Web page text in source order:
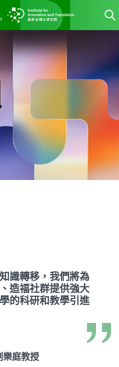
識轉移，我們將為
造福社群提供強大
的科研和教學引進
樂庭教授